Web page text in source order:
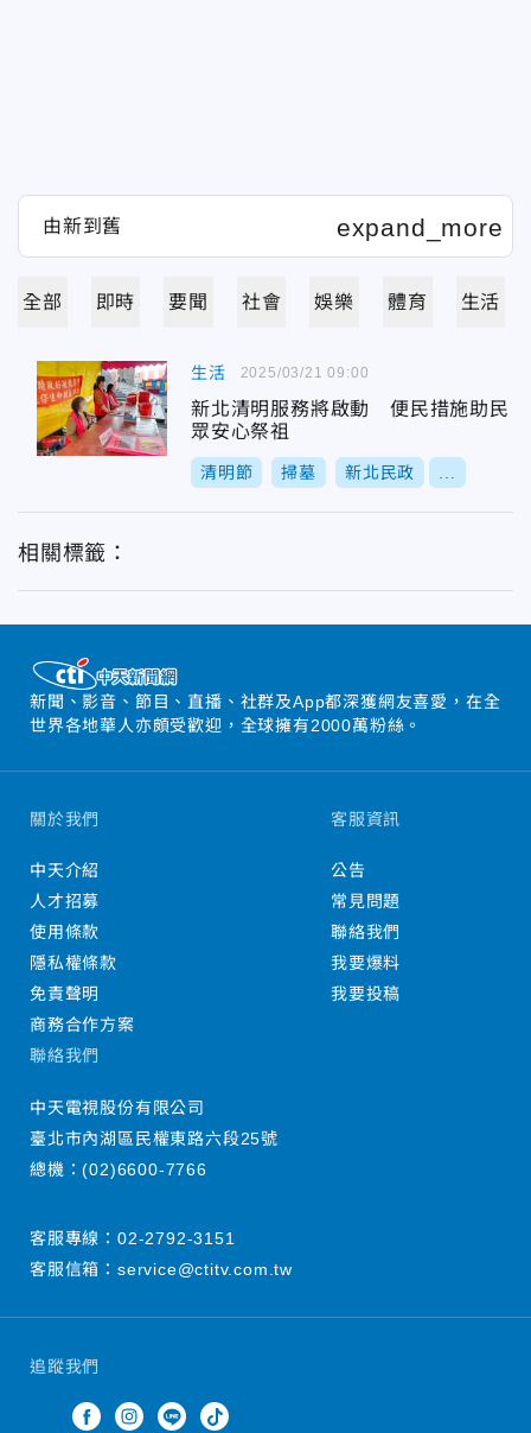
全部 即時 要聞 社會 娛樂 體育 生活
生活
新北清明服務將啟動 便民措施助民
眾安心祭祖
清明節 掃墓 新北民政
2025/03/21 09:00
相關標籤：
新聞、影音、節目、直播、社群及App都深獲網友喜愛，在全
世界各地華人亦頗受歡迎，全球擁有2000萬粉絲。
追蹤我們
關於我們
中天介紹
人才招募
使用條款
隱私權條款
免責聲明
商務合作方案
客服資訊
公告
常見問題
聯絡我們
我要爆料
我要投稿
聯絡我們
中天電視股份有限公司
臺北市內湖區民權東路六段25號
總機：(02)6600-7766
客服專線： 02-2792-3151
客服信箱： service@ctitv.com.tw